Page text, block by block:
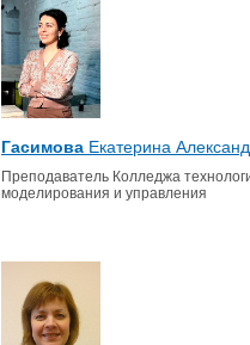
Гасимова Екатерина
Преподаватель Колледжа
моделирования и управления